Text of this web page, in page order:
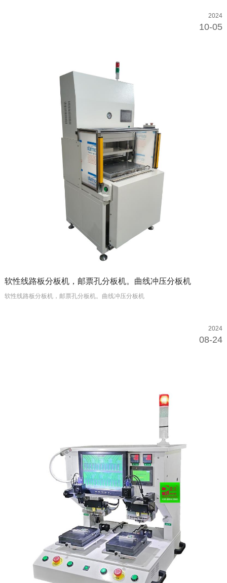
2024
10-05
软性线路板分板机，邮票孔分板机。曲线冲压分板机
软性线路板分板机，邮票孔分板机。曲线冲压分板机
2024
08-24